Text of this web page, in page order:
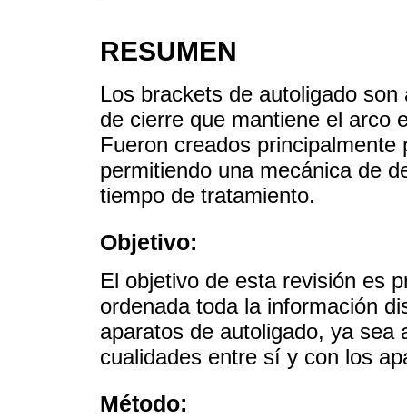
RESUMEN
Los brackets de autoligado
de cierre que mantiene el arco
Fueron creados
permitiendo una mecánica de
tiempo de tratamiento.
Objetivo:
El objetivo de esta revisión es
ordenada toda la información
aparatos de autoligado, ya sea
cualidades entre sí y con los
Método: